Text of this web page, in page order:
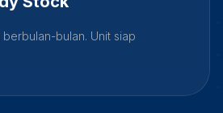
bulan. Unit siap